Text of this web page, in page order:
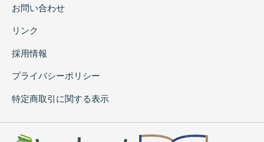
お問い合わせ
リンク
採用情報
プライバシーポリシー
特定商取引に関する表示